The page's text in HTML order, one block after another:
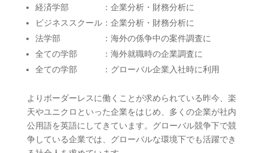
経済学部 ：企業分析・財務分析に
ビジネススクール：企業分析・財務分析に
法学部 ：海外の係争中の案件調査に
全ての学部 ：海外就職時の企業調査に
全ての学部 ：グローバル企業入社時に利用
よりボーダーレスに働くことが求められている昨今、楽
天やユニクロといった企業をはじめ、多くの企業が社内
公用語を英語にしてきています。グローバル競争下で競
争している企業では、グローバルな環境下でも活躍でき